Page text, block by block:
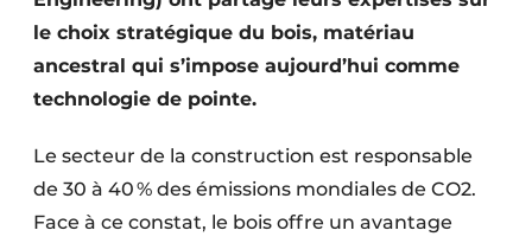
Géotextiles
Infrastructures souterraines et égouttage
Protection solaire
Rénovation
Sécurité incendie
le choix stratégique du bois, matériau
ancestral qui s’impose aujourd’hui comme
technologie de pointe.
Le secteur de la construction est responsable
de 30 à 40 % des émissions mondiales de CO2.
Face à ce constat, le bois offre un avantage